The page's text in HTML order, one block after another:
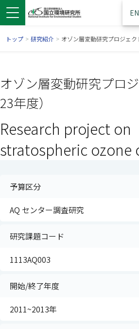
EN
トップ > 研究紹介 > オゾン層変動研究プロジェク
オゾン層変動研究プロ
23年度）
Research project on
stratospheric ozone
予算区分
AQ センター調査研究
研究課題コード
1113AQ003
開始/終了年度
2011~2013年